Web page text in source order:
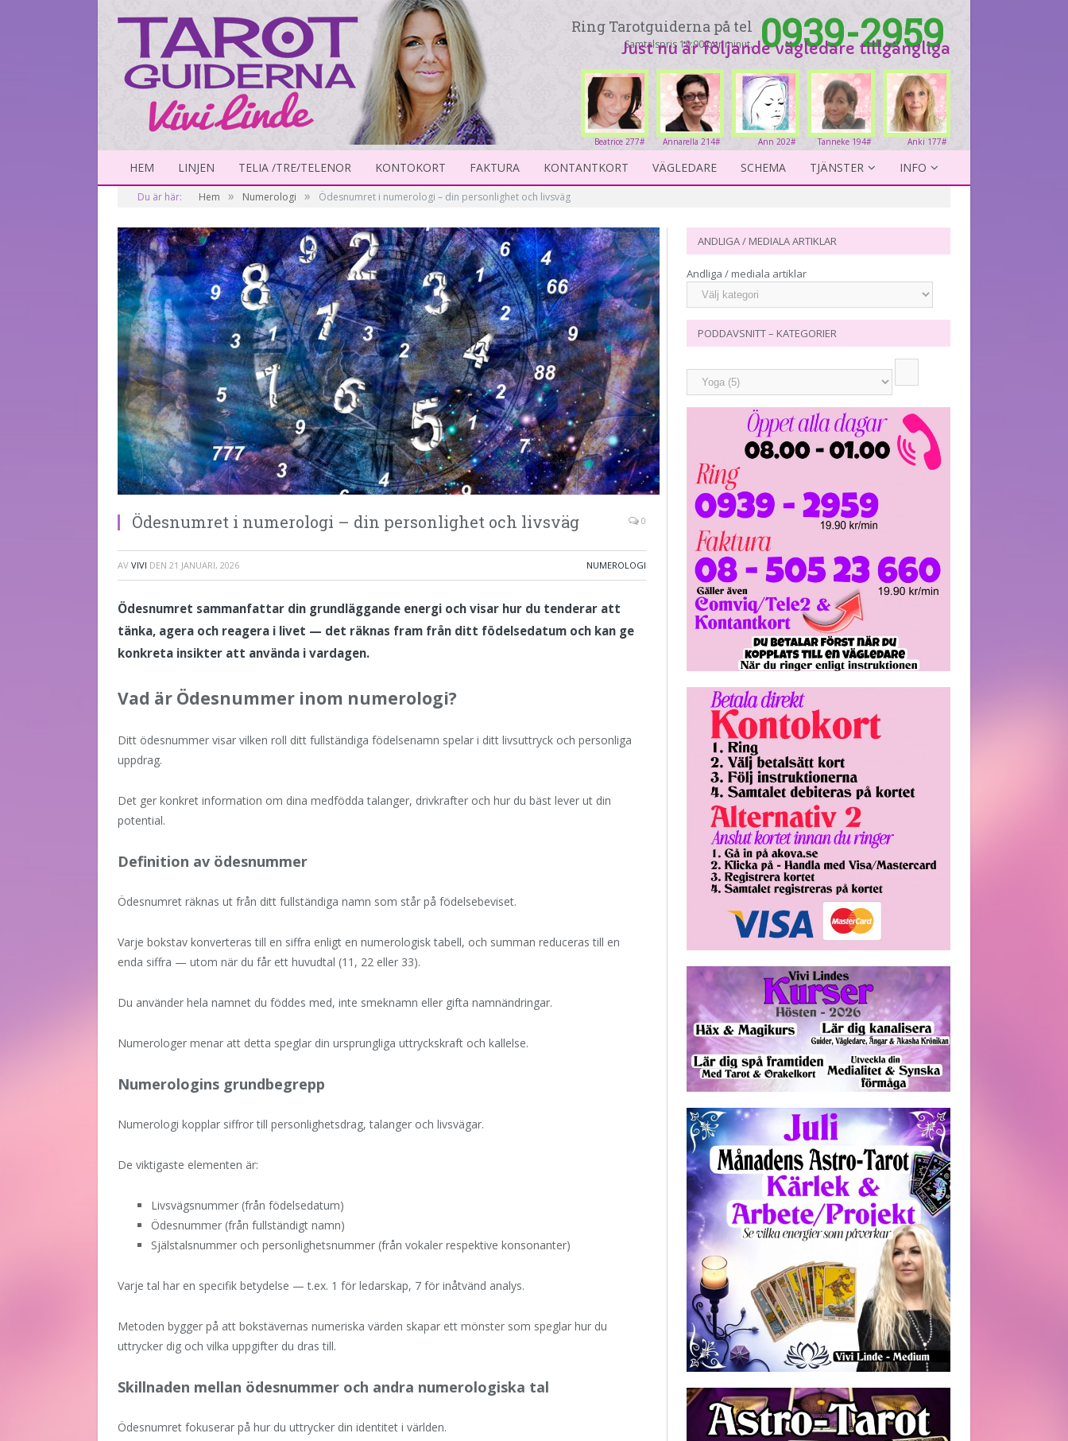
Ring Tarotguiderna på tel
Samtalspris 19:90 per minut. 0939-2959
Just nu är följande vägledare tillgängliga
Anki 177#
Tanneke 194#
Ann 202#
Annarella 214#
Beatrice 277#
HEM LINJEN TELIA /TRE/TELENOR KONTOKORT FAKTURA KONTANTKORT VÄGLEDARE SCHEMA TJÄNSTER INFO
Du är här: Hem » Numerologi » Ödesnumret i numerologi – din personlighet och livsväg
Ödesnumret i numerologi – din personlighet och livsväg 0
AV VIVI DEN 21 JANUARI, 2026 NUMEROLOGI
Ödesnumret sammanfattar din grundläggande energi och visar hur du tenderar att
tänka, agera och reagera i livet — det räknas fram från ditt födelsedatum och kan ge
konkreta insikter att använda i vardagen.
Vad är Ödesnummer inom numerologi?
Ditt ödesnummer visar vilken roll ditt fullständiga födelsenamn spelar i ditt livsuttryck och personliga
uppdrag.
Det ger konkret information om dina medfödda talanger, drivkrafter och hur du bäst lever ut din
potential.
Definition av ödesnummer
Ödesnumret räknas ut från ditt fullständiga namn som står på födelsebeviset.
Varje bokstav konverteras till en siffra enligt en numerologisk tabell, och summan reduceras till en
enda siffra — utom när du får ett huvudtal (11, 22 eller 33).
Du använder hela namnet du föddes med, inte smeknamn eller gifta namnändringar.
Numerologer menar att detta speglar din ursprungliga uttryckskraft och kallelse.
Numerologins grundbegrepp
Numerologi kopplar siffror till personlighetsdrag, talanger och livsvägar.
De viktigaste elementen är:
Livsvägsnummer (från födelsedatum)
Ödesnummer (från fullständigt namn)
Själstalsnummer och personlighetsnummer (från vokaler respektive konsonanter)
Varje tal har en specifik betydelse — t.ex. 1 för ledarskap, 7 för inåtvänd analys.
Metoden bygger på att bokstävernas numeriska värden skapar ett mönster som speglar hur du
uttrycker dig och vilka uppgifter du dras till.
Skillnaden mellan ödesnummer och andra numerologiska tal
Ödesnumret fokuserar på hur du uttrycker din identitet i världen.
ANDLIGA / MEDIALA ARTIKLAR
Andliga / mediala artiklar
PODDAVSNITT – KATEGORIER